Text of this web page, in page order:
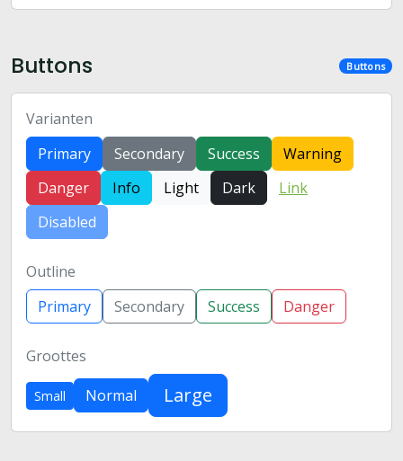
Buttons Buttons
Varianten
Primary
Secondary Success
Warning
Danger
Info Light Dark
Link
Disabled
Outline
Primary
Secondary Success Danger
Groottes
Small Normal Large